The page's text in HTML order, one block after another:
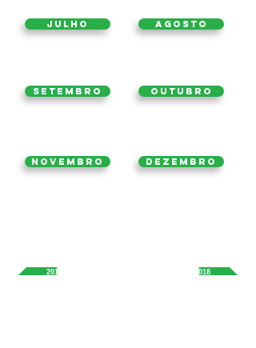
Julho Agosto
Setembro Outubro
Novembro Dezembro
2016 2018